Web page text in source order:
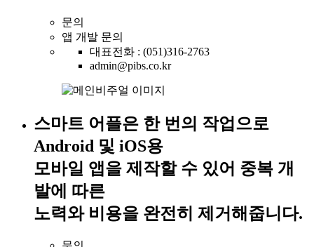
문의
앱 개발 문의
대표전화 : (051)316-2763
admin@pibs.co.kr
스마트 어플은 한 번의 작업으로
Android 및 iOS용
모바일 앱을 제작할 수 있어 중복 개
발에 따른
노력와 비용을 완전히 제거해줍니다.